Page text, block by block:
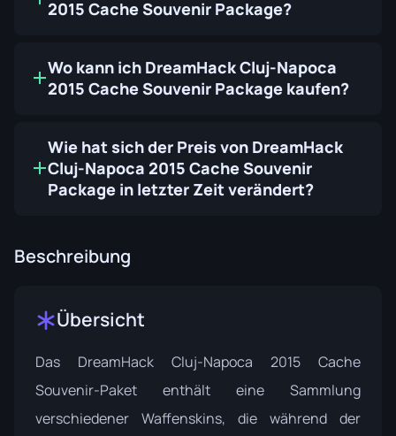
2015 Cache Souvenir Package?
Wo kann ich DreamHack Cluj-Napoca
2015 Cache Souvenir Package kaufen?
Wie hat sich der Preis von DreamHack
Cluj-Napoca 2015 Cache Souvenir
Package in letzter Zeit verändert?
Beschreibung
Übersicht
Das DreamHack Cluj-Napoca 2015 Cache
Souvenir-Paket enthält eine Sammlung
verschiedener Waffenskins, die während der